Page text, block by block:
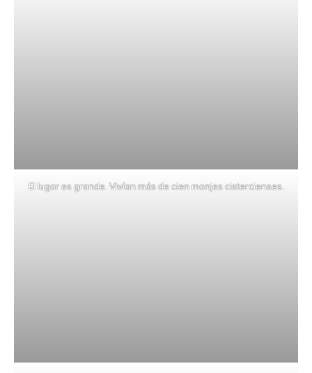
El lugar es grande. Vivían más de cien monjes cistercienses.